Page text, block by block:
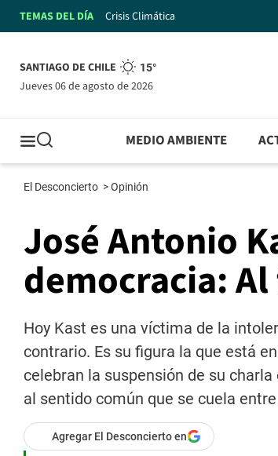
TEMAS DEL DÍA Crisis Climática
SANTIAGO DE CHILE 15°
jueves 06 de agosto de 2026
MEDIO AMBIENTE
El Desconcierto >Opinión
José Antonio
democracia:
Hoy Kast es una víctima de la
contrario. Es su figura la que está
celebran la suspensión de su charla
al sentido común que se cuela
Agregar El Desconcierto en